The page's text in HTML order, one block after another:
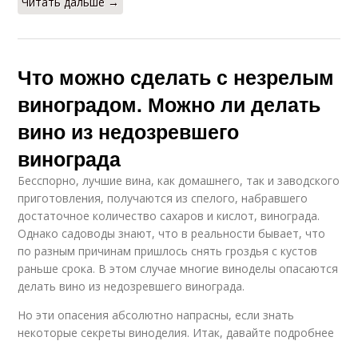
Что можно сделать с незрелым
виноградом. Можно ли делать
вино из недозревшего
винограда
Бесспорно, лучшие вина, как домашнего, так и заводского
приготовления, получаются из спелого, набравшего
достаточное количество сахаров и кислот, винограда.
Однако садоводы знают, что в реальности бывает, что
по разным причинам пришлось снять гроздья с кустов
раньше срока. В этом случае многие виноделы опасаются
делать вино из недозревшего винограда.
Но эти опасения абсолютно напрасны, если знать
некоторые секреты виноделия. Итак, давайте подробнее